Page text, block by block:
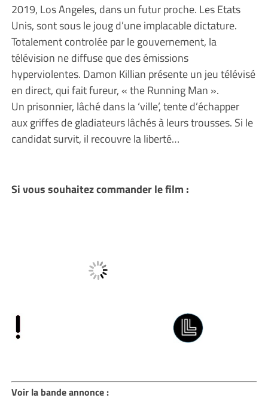
2019, Los Angeles, dans un futur proche. Les Etats
Unis, sont sous le joug d’une implacable dictature.
Totalement controlée par le gouvernement, la
télévision ne diffuse que des émissions
hyperviolentes. Damon Killian présente un jeu télévisé
en direct, qui fait fureur, « the Running Man ».
Un prisonnier, lâché dans la ‘ville’, tente d’échapper
aux griffes de gladiateurs lâchés à leurs trousses. Si le
candidat survit, il recouvre la liberté…
Si vous souhaitez commander le film :
Voir la bande annonce :